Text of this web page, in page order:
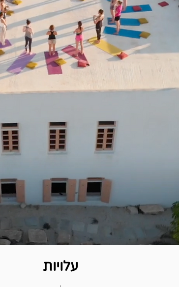
עלויות